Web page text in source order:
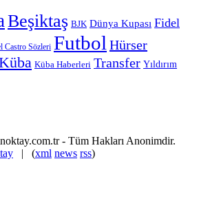
Beşiktaş BJK Dünya Kupası Fidel
Castro Sözleri Futbol Hürser
Küba Haberleri Transfer Yıldırım
- Tüm Hakları Anonimdir.
| (xml news rss)